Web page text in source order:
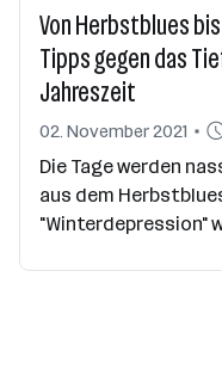
Von Herbstblues
Tipps gegen das
Jahreszeit
02. November 2021
Die Tage werden
aus dem
"Winterdepression"